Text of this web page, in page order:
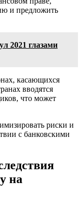
и предложить
2021 глазами
касающихся
вводятся
что может
риски и
с банковскими
на